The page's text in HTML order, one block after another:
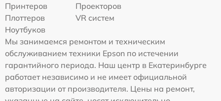
Принтеров
Проекторов
Плоттеров
VR систем
Ноутбуков
Мы занимаемся ремонтом и техническим
обслуживанием техники Epson по истечении
гарантийного периода. Наш центр в Екатеринбурге
работает независимо и не имеет официальной
авторизации от производителя. Цены на ремонт,